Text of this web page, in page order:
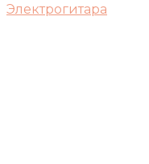
Электрогитара